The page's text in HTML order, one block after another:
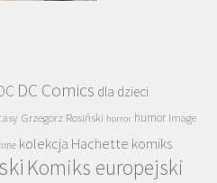
DC Comics dla dzieci
Grzegorz Rosiński horror humor Image
kolekcja Hachette komiks
Komiks europejski